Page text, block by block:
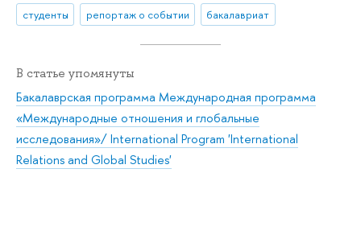
студенты репортаж о событии бакалавриат
В статье упомянуты
Бакалаврская программа Международная программа
«Международные отношения и глобальные
исследования»/ International Program 'International
Relations and Global Studies'